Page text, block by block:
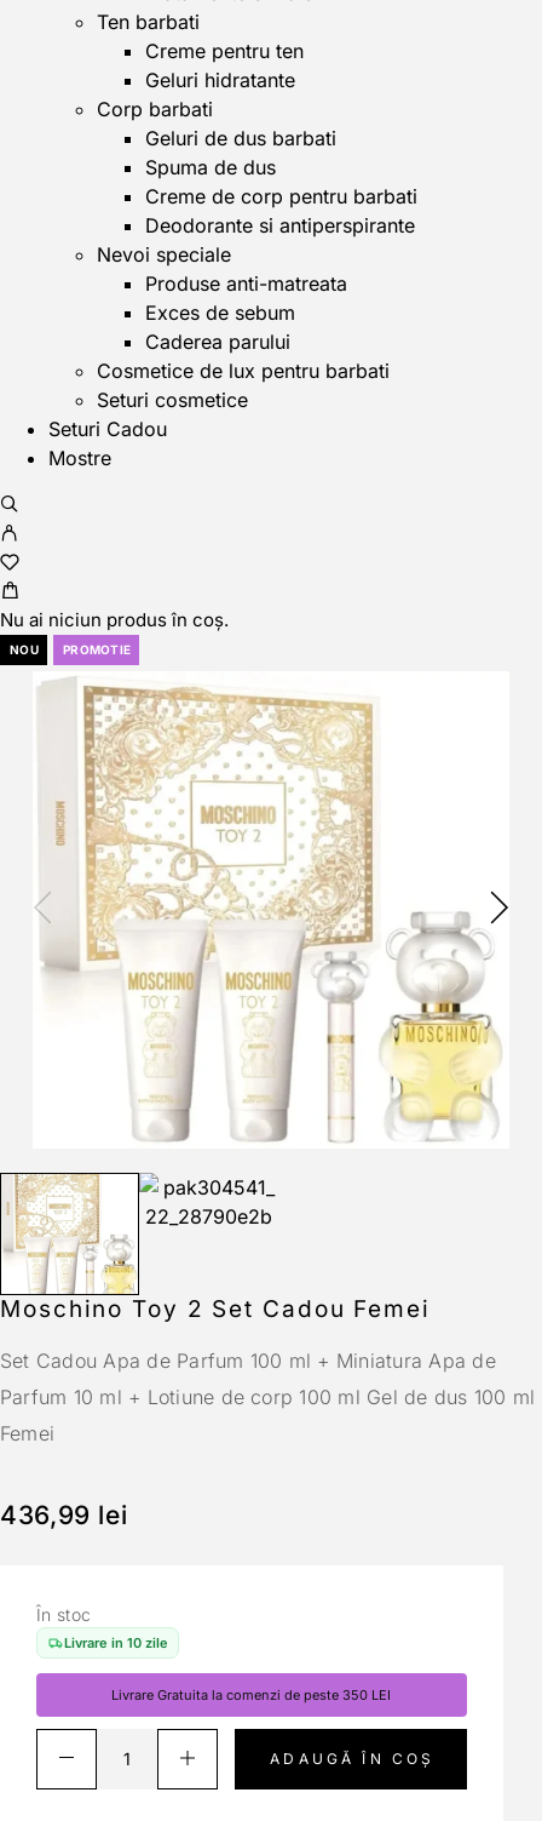
Ten barbati
Creme pentru ten
Geluri hidratante
Corp barbati
Geluri de dus barbati
Spuma de dus
Creme de corp pentru barbati
Deodorante si antiperspirante
Nevoi speciale
Produse anti-matreata
Exces de sebum
Caderea parului
Cosmetice de lux pentru barbati
Seturi cosmetice
Seturi Cadou
Mostre
Nu ai niciun produs în coș.
NOU PROMOTIE
Moschino Toy 2 Set Cadou Femei
Set Cadou Apa de Parfum 100 ml + Miniatura Apa de
Parfum 10 ml + Lotiune de corp 100 ml Gel de dus 100 ml
Femei
436,99 lei
În stoc
Livrare in 10 zile
Livrare Gratuita la comenzi de peste 350 LEI
ADAUGĂ ÎN COȘ